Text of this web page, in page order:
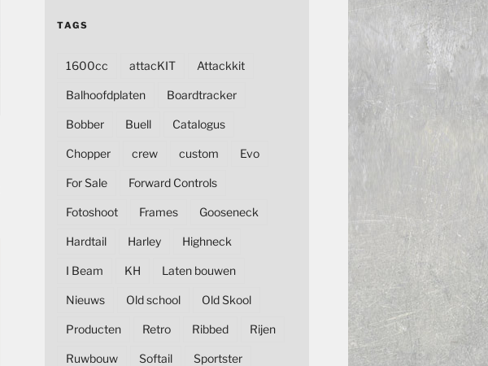
TAGS
1600cc attacKIT Attackkit
Balhoofdplaten Boardtracker
Bobber Buell Catalogus
Chopper crew custom Evo
For Sale Forward Controls
Fotoshoot Frames Gooseneck
Hardtail Harley Highneck
I Beam KH Laten bouwen
Nieuws Old school Old Skool
Producten Retro Ribbed Rijen
Ruwbouw Softail Sportster